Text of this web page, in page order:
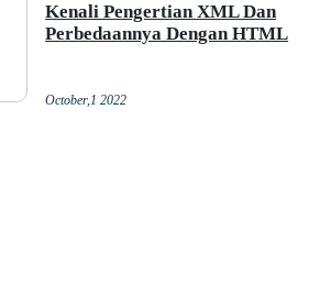
Kenali Pengertian XML Dan
Perbedaannya Dengan HTML
October,1 2022